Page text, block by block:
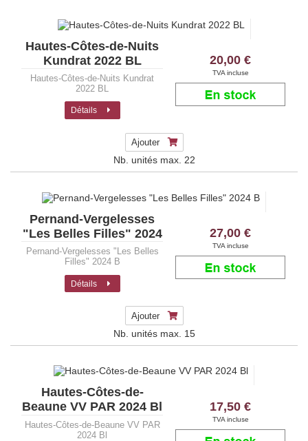
Hautes-Côtes-de-Nuits
Kundrat 2022 BL
Hautes-Côtes-de-Nuits Kundrat
2022 BL
Détails
20,00 €
TVA incluse
Ajouter
Nb. unités max. 22
Pernand-Vergelesses
"Les Belles Filles" 2024
B
Pernand-Vergelesses "Les Belles
Filles" 2024 B
Détails
27,00 €
TVA incluse
Ajouter
Nb. unités max. 15
Hautes-Côtes-de-
Beaune VV PAR 2024 Bl
Hautes-Côtes-de-Beaune VV PAR
2024 Bl
17,50 €
TVA incluse